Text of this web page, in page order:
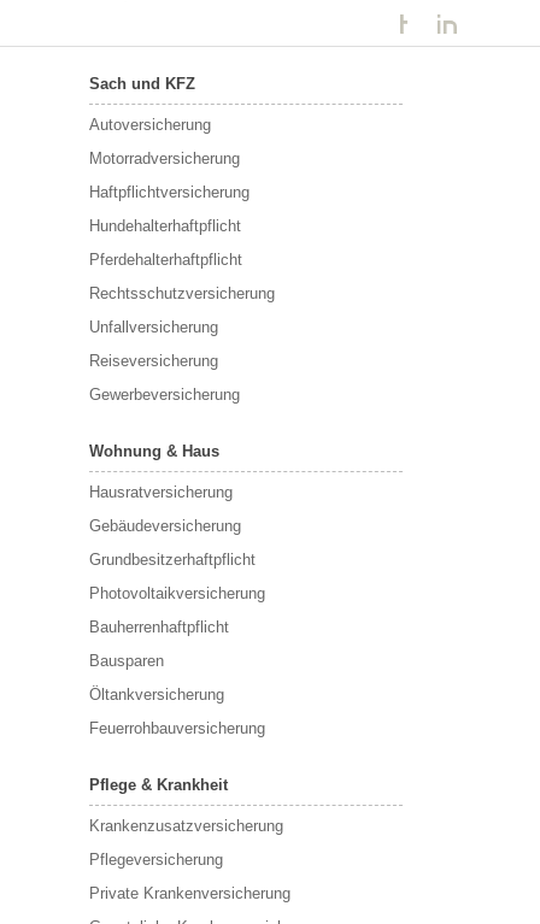
Sach und KFZ
Autoversicherung
Motorradversicherung
Haftpflichtversicherung
Hundehalterhaftpflicht
Pferdehalterhaftpflicht
Rechtsschutzversicherung
Unfallversicherung
Reiseversicherung
Gewerbeversicherung
Wohnung & Haus
Hausratversicherung
Gebäudeversicherung
Grundbesitzerhaftpflicht
Photovoltaikversicherung
Bauherrenhaftpflicht
Bausparen
Öltankversicherung
Feuerrohbauversicherung
Pflege & Krankheit
Krankenzusatzversicherung
Pflegeversicherung
Private Krankenversicherung